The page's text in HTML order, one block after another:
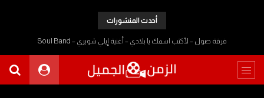
أحدث المنشورات
فرقة صول – لأكتب اسمك يا بلادي – أغنية إيلي شويري – Soul Band